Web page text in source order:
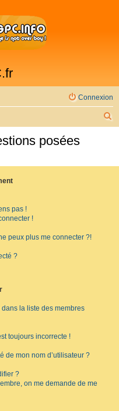
Connexion
posées
pas !
!
peux plus me connecter ?!
?
la liste des membres
toujours incorrecte !
de mon nom d’utilisateur ?
?
on me demande de me